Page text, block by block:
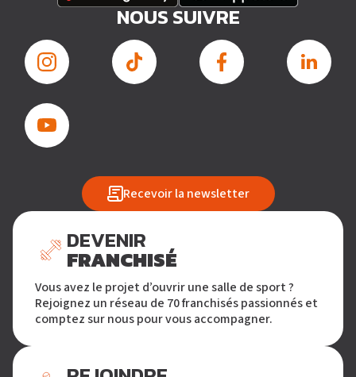
NOUS SUIVRE
Recevoir la newsletter
DEVENIR
FRANCHISÉ
Vous avez le projet d’ouvrir une salle de sport ?
Rejoignez un réseau de 70 franchisés passionnés et
comptez sur nous pour vous accompagner.